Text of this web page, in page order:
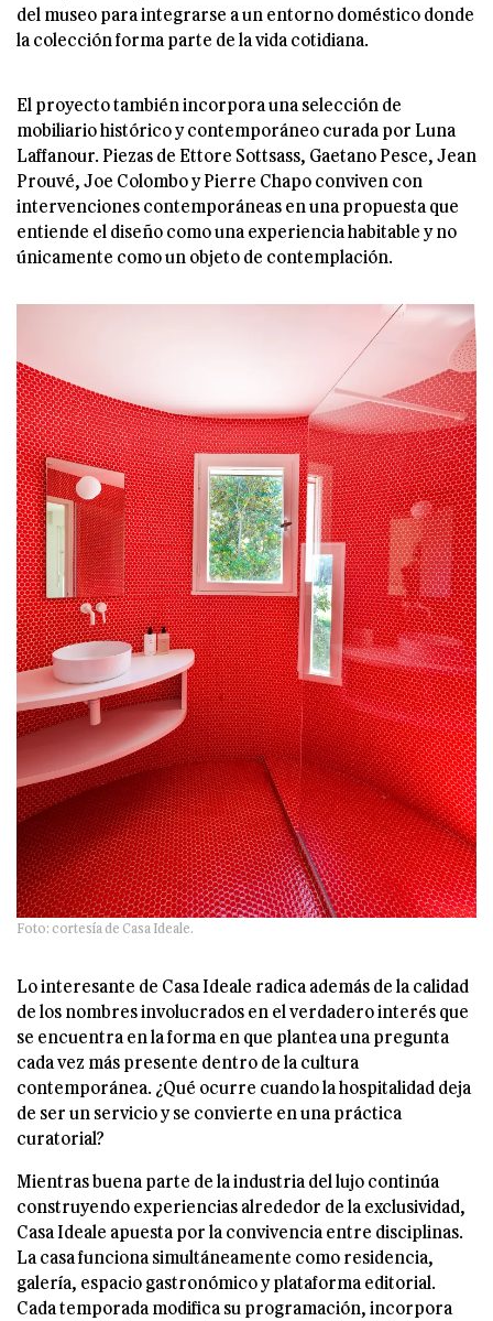
del museo para integrarse a un entorno doméstico donde
la colección forma parte de la vida cotidiana.
El proyecto también incorpora una selección de
mobiliario histórico y contemporáneo curada por Luna
Laffanour. Piezas de Ettore Sottsass, Gaetano Pesce, Jean
Prouvé, Joe Colombo y Pierre Chapo conviven con
intervenciones contemporáneas en una propuesta que
entiende el diseño como una experiencia habitable y no
únicamente como un objeto de contemplación.
Foto: cortesía de Casa Ideale.
Lo interesante de Casa Ideale radica además de la calidad
de los nombres involucrados en el verdadero interés que
se encuentra en la forma en que plantea una pregunta
cada vez más presente dentro de la cultura
contemporánea. ¿Qué ocurre cuando la hospitalidad deja
de ser un servicio y se convierte en una práctica
curatorial?
Mientras buena parte de la industria del lujo continúa
construyendo experiencias alrededor de la exclusividad,
Casa Ideale apuesta por la convivencia entre disciplinas.
La casa funciona simultáneamente como residencia,
galería, espacio gastronómico y plataforma editorial.
Cada temporada modifica su programación, incorpora